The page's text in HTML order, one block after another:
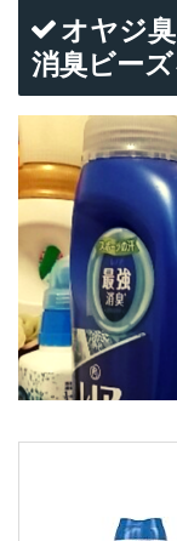
オヤジ
消臭ビー